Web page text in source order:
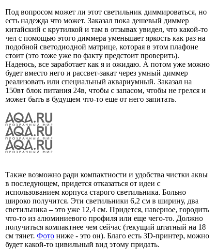
Под вопросом может ли этот светильник диммироваться, но
есть надежда что может. Заказал пока дешевый диммер
китайский с крутилкой и там в отзывах увидел, что какой-то
чел с помощью этого диммера уменьшает яркость как раз на
подобной светодиодной матрице, которая в этом плафоне
стоит (это тоже уже по факту предстоит проверить).
Надеюсь, все заработает как я и ожидаю. А потом уже можно
будет вместо него и рассвет-закат через умный диммер
реализовать или специальный аквариумный. Заказал на
150вт блок питания 24в, чтобы с запасом, чтобы не грелся и
может быть в будущем что-то еще от него запитать.
Также возможно ради компактности и удобства чистки аквы
в последующем, придется отказаться от идеи с
использованием корпуса старого светильника. Больно
широко получится. Эти светильники 6,2 см в ширину, два
светильника – это уже 12,4 см. Придется, наверное, городить
что-то из алюминиевого профиля или еще чего-то. Должно
получиться компактнее чем сейчас (текущий штатный на 18
см тянет. Фото ниже - это он). Благо есть 3D-принтер, можно
будет какой-то цивильный вид этому придать.